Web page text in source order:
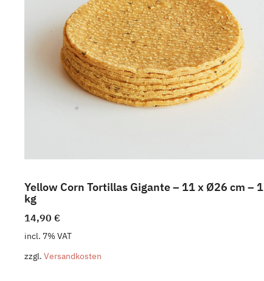
Yellow Corn Tortillas Gigante – 11 x Ø26 cm – 1
kg
14,90 €
incl. 7% VAT
zzgl. Versandkosten